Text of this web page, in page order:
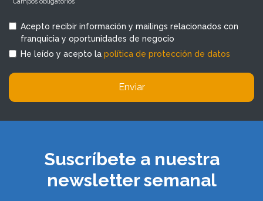
* Campos obligatorios
Acepto recibir información y mailings relacionados con
franquicia y oportunidades de negocio
He leído y acepto la política de protección de datos
Enviar
Suscríbete a nuestra
newsletter semanal